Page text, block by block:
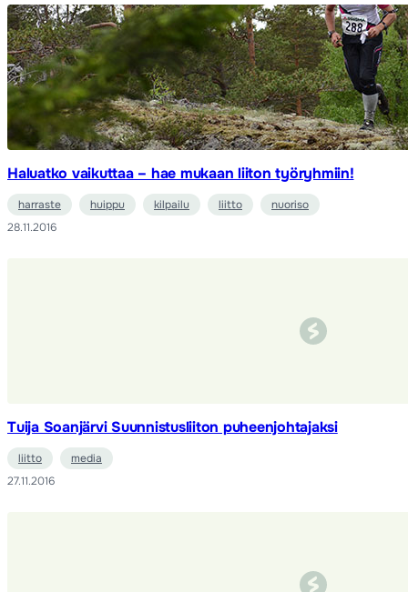
Haluatko vaikuttaa – hae mukaan liiton työryhmiin!
harraste huippu kilpailu liitto
nuoriso
28.11.2016
Tuija Soanjärvi Suunnistusliiton puheenjohtajaksi
liitto
media
27.11.2016